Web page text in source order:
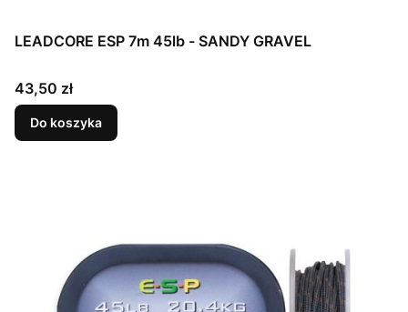
LEADCORE ESP 7m 45lb - SANDY GRAVEL
Cena
43,50 zł
Do koszyka